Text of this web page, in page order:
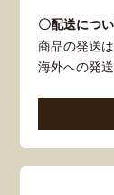
〇配送につ
商品の発送
海外への発